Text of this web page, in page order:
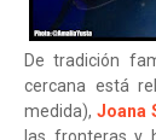
De tradición
cercana está
medida),Joana